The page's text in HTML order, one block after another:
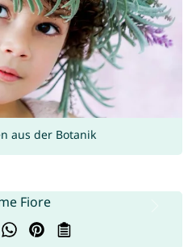
aus der Botanik